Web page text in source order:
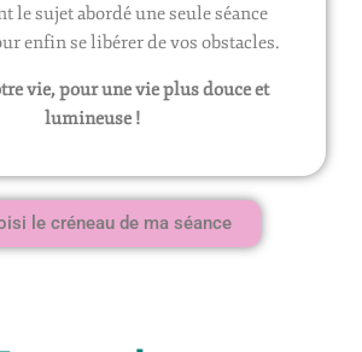
le sujet abordé une seule séance
enfin se libérer de vos obstacles.
vie, pour une vie plus douce et
lumineuse !
le créneau de ma séance